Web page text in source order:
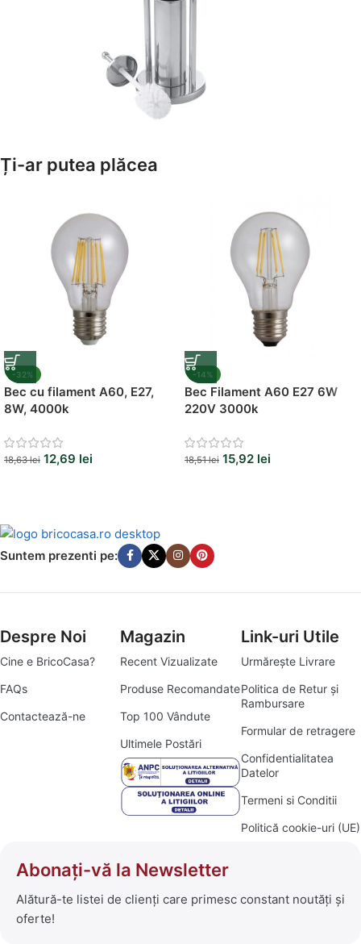
Suporți Hârtie Igenică
Ți-ar putea plăcea
-32%
Bec cu filament A60, E27,
8W, 4000k
18,63lei 12,69 lei
-14%
Bec Filament A60 E27 6W
220V 3000k
18,51lei 15,92 lei
Suntem prezenti pe:
Despre Noi
Cine e BricoCasa?
FAQs
Contactează-ne
Magazin
Recent Vizualizate
Produse Recomandate
Top 100 Vândute
Ultimele Postări
Link-uri Utile
Urmărește Livrare
Politica de Retur și
Rambursare
Formular de retragere
Confidentialitatea
Datelor
Termeni si Conditii
Politică cookie-uri (UE)
Abonați-vă la Newsletter
Alătură-te listei de clienți care primesc constant noutăți și
oferte!